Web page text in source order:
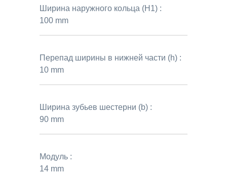
Ширина наружного кольца (H1) :
100 mm
Перепад ширины в нижней части (h) :
10 mm
Ширина зубьев шестерни (b) :
90 mm
Модуль :
14 mm